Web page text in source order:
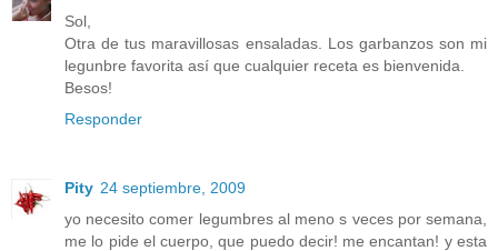
Sol,
Otra de tus maravillosas ensaladas. Los garbanzos son mi
legunbre favorita así que cualquier receta es bienvenida.
Besos!
Responder
Pity 24 septiembre, 2009
yo necesito comer legumbres al meno s veces por semana,
me lo pide el cuerpo, que puedo decir! me encantan! y esta